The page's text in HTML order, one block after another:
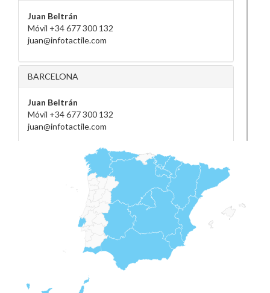
Juan Beltrán
Móvil +34 677 300 132
juan@infotactile.com
BARCELONA
Juan Beltrán
Móvil +34 677 300 132
juan@infotactile.com
Beatriz Martínez de Albeniz
Móvil +34 609 725 768
bilbao1@infotactile.com
20560 - Oñati - Gipuzkoa -
Enrique Soler